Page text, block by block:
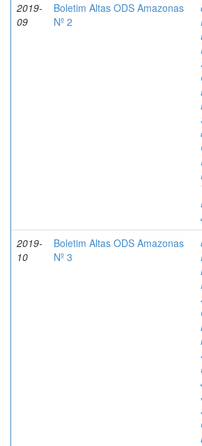
2019-
09
Boletim Altas ODS Amazonas
Nº 2
2019-
10
Boletim Altas ODS Amazonas
Nº 3